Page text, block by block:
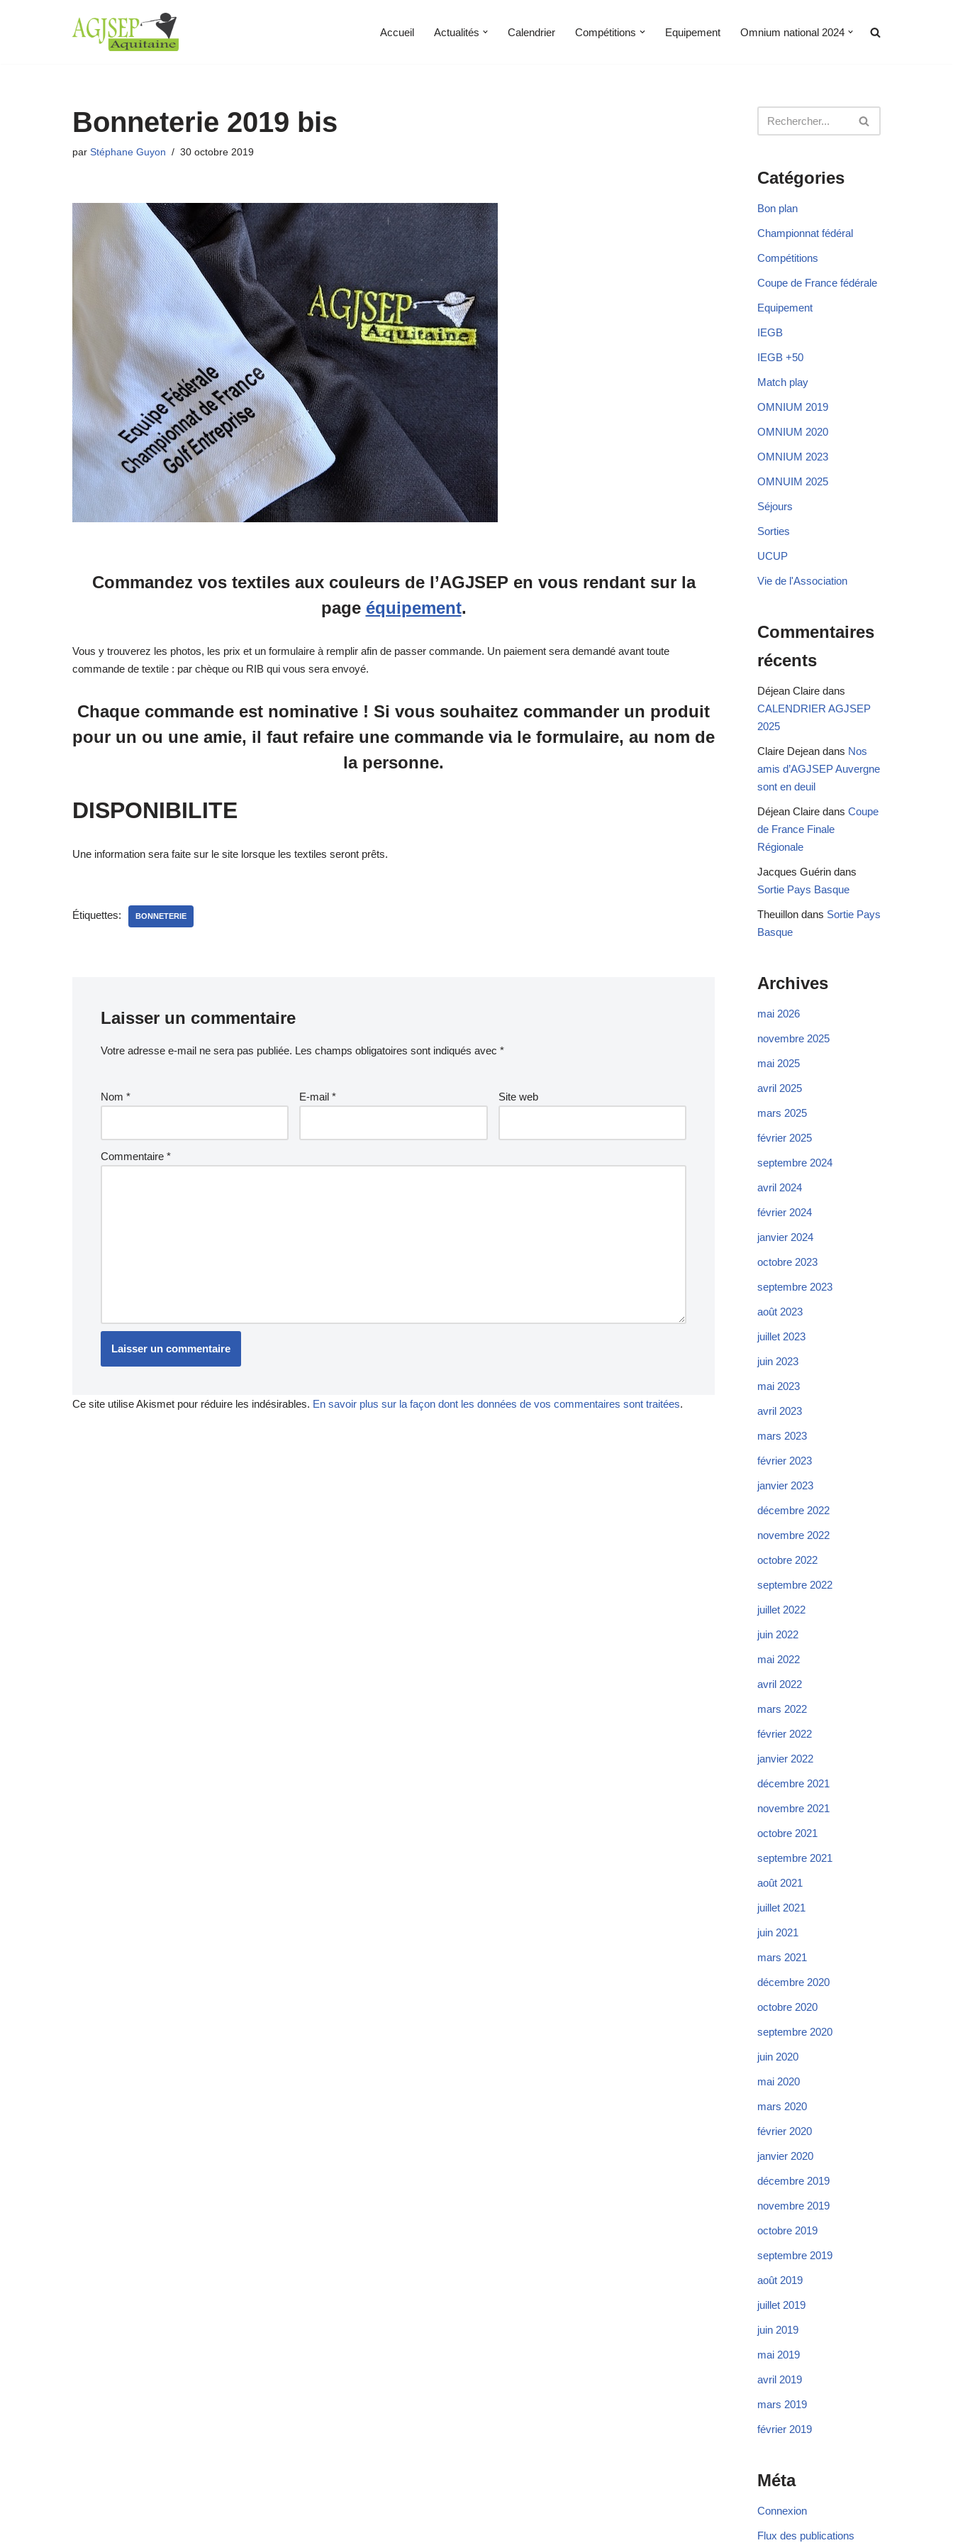
Accueil Actualités Calendrier Compétitions Equipement Omnium national 2024
Bonneterie 2019 bis
par Stéphane Guyon 30 octobre 2019
Commandez vos textiles aux couleurs de l’AGJSEP en vous rendant sur la
page équipement.
Vous y trouverez les photos, les prix et un formulaire à remplir afin de passer commande. Un paiement sera demandé avant toute
commande de textile : par chèque ou RIB qui vous sera envoyé.
Chaque commande est nominative ! Si vous souhaitez commander un produit
pour un ou une amie, il faut refaire une commande via le formulaire, au nom de
la personne.
DISPONIBILITE
Une information sera faite sur le site lorsque les textiles seront prêts.
Étiquettes: BONNETERIE
Laisser un commentaire
Votre adresse e-mail ne sera pas publiée. Les champs obligatoires sont indiqués avec *
Nom * E-mail* Site web
Commentaire *
Ce site utilise Akismet pour réduire les indésirables. En savoir plus sur la façon dont les données de vos commentaires sont traitées.
Catégories
Bon plan
Championnat fédéral
Compétitions
Coupe de France fédérale
Equipement
IEGB
IEGB +50
Match play
OMNIUM 2019
OMNIUM 2020
OMNIUM 2023
OMNUIM 2025
Séjours
Sorties
UCUP
Vie de l'Association
Commentaires
récents
Déjean Claire dans
CALENDRIER AGJSEP
2025
Claire Dejean dans Nos
amis d’AGJSEP Auvergne
sont en deuil
Déjean Claire dans Coupe
de France Finale
Régionale
Jacques Guérin dans
Sortie Pays Basque
Theuillon dans Sortie Pays
Basque
Archives
mai 2026
novembre 2025
mai 2025
avril 2025
mars 2025
février 2025
septembre 2024
avril 2024
février 2024
janvier 2024
octobre 2023
septembre 2023
août 2023
juillet 2023
juin 2023
mai 2023
avril 2023
mars 2023
février 2023
janvier 2023
décembre 2022
novembre 2022
octobre 2022
septembre 2022
juillet 2022
juin 2022
mai 2022
avril 2022
mars 2022
février 2022
janvier 2022
décembre 2021
novembre 2021
octobre 2021
septembre 2021
août 2021
juillet 2021
juin 2021
mars 2021
décembre 2020
octobre 2020
septembre 2020
juin 2020
mai 2020
mars 2020
février 2020
janvier 2020
décembre 2019
novembre 2019
octobre 2019
septembre 2019
août 2019
juillet 2019
juin 2019
mai 2019
avril 2019
mars 2019
février 2019
Méta
Connexion
Flux des publications